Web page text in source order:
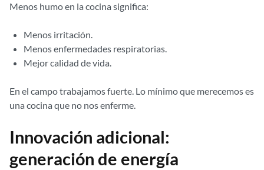
Menos humo en la cocina significa:
Menos irritación.
Menos enfermedades respiratorias.
Mejor calidad de vida.
En el campo trabajamos fuerte. Lo mínimo que merecemos es
una cocina que no nos enferme.
Innovación adicional:
generación de energía